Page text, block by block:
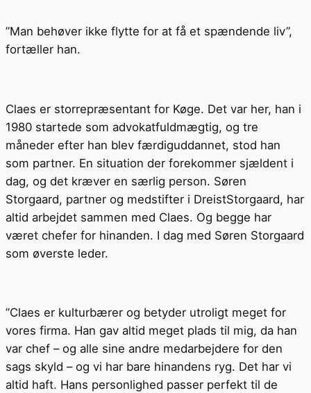
”Man behøver ikke flytte for at få et spændende liv”,
fortæller han.
Claes er storrepræsentant for Køge. Det var her, han i
1980 startede som advokatfuldmægtig, og tre
måneder efter han blev færdiguddannet, stod han
som partner. En situation der forekommer sjældent i
dag, og det kræver en særlig person. Søren
Storgaard, partner og medstifter i DreistStorgaard, har
altid arbejdet sammen med Claes. Og begge har
været chefer for hinanden. I dag med Søren Storgaard
som øverste leder.
”Claes er kulturbærer og betyder utroligt meget for
vores firma. Han gav altid meget plads til mig, da han
var chef – og alle sine andre medarbejdere for den
sags skyld – og vi har bare hinandens ryg. Det har vi
altid haft. Hans personlighed passer perfekt til de